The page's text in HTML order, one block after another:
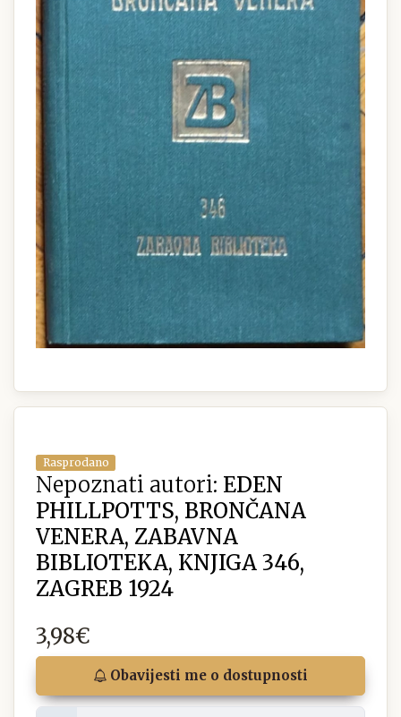
Rasprodano
Nepoznati autori: EDEN
PHILLPOTTS, BRONČANA
VENERA, ZABAVNA
BIBLIOTEKA, KNJIGA 346,
ZAGREB 1924
3,98€
Obavijesti me o dostupnosti